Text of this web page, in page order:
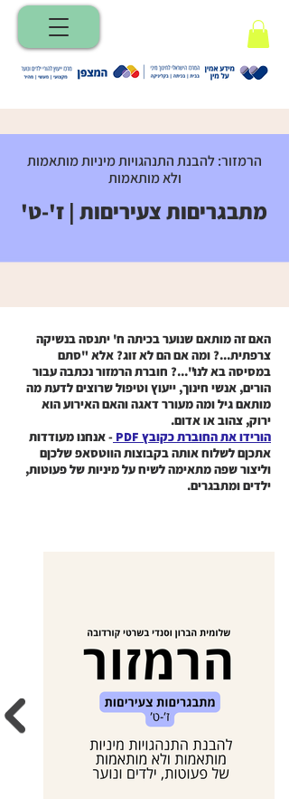
הרמזור: להבנת התנהגויות מיניות מותאמות
ולא מותאמות
מתבגריםות צעיריםות | ז'-ט'
האם זה מותאם שנוער בכיתה ח' יתנסה בנשיקה
צרפתית...? ומה אם הם לא זוג? אלא "סתם
במסיסה בא לנו"...? חוברת הרמזור נכתבה עבור
הורים, אנשי חינוך, ייעוץ וטיפול שרוצים לדעת מה
מותאם גיל ומה מעורר דאגה והאם האירוע הוא
ירוק, צהוב או אדום.
הורידו את החוברת כקובץ PDF
- אנחנו מעודדות
אתכןם לשלוח אותה בקבוצות הווטסאפ שלכןם
וליצור שפה מתאימה לשיח על מיניות של פעוטות,
ילדים ומתבגרים.